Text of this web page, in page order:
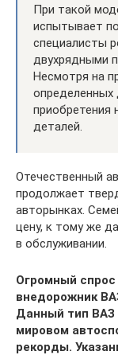
При такой
испытывает
специалисты
двухрядными
Несмотря на
определенных
приобретения
деталей.
Отечественный
продолжает
авторынках.
цену, к тому же
в обслуживании.
Огромный спрос
внедорожник
Данный тип ВАЗ
мировом
рекорды.